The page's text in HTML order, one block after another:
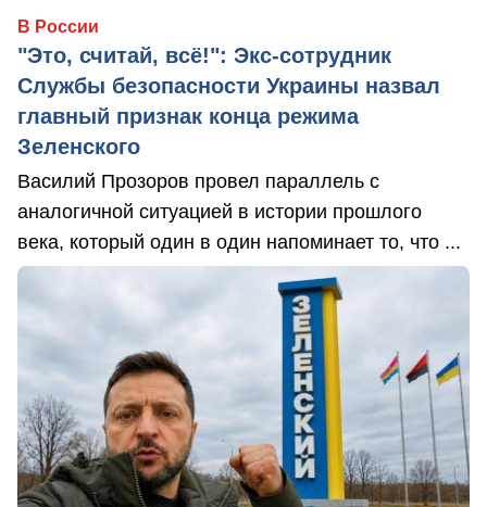
В России
"Это, считай, всё!": Экс-сотрудник
Службы безопасности Украины назвал
главный признак конца режима
Зеленского
Василий Прозоров провел параллель с
аналогичной ситуацией в истории прошлого
века, который один в один напоминает то, что ...